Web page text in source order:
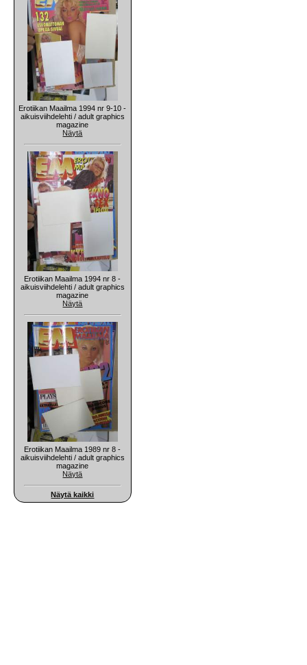
Erotiikan Maailma 1994 nr 9-10 -
aikuisviihdelehti / adult graphics
magazine
Näytä
Erotiikan Maailma 1994 nr 8 -
aikuisviihdelehti / adult graphics
magazine
Näytä
Erotiikan Maailma 1989 nr 8 -
aikuisviihdelehti / adult graphics
magazine
Näytä
Näytä kaikki